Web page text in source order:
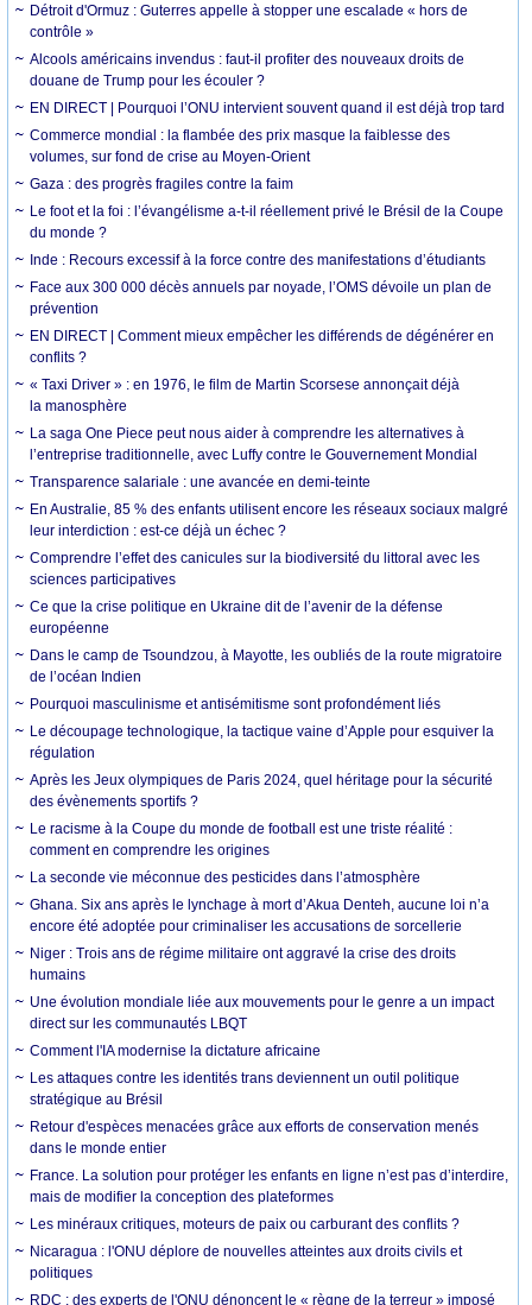
Détroit d'Ormuz : Guterres appelle à stopper une escalade « hors de
contrôle »
Alcools américains invendus : faut-il profiter des nouveaux droits de
douane de Trump pour les écouler ?
EN DIRECT | Pourquoi l’ONU intervient souvent quand il est déjà trop tard
Commerce mondial : la flambée des prix masque la faiblesse des
volumes, sur fond de crise au Moyen-Orient
Gaza : des progrès fragiles contre la faim
Le foot et la foi : l’évangélisme a-t-il réellement privé le Brésil de la Coupe
du monde ?
Inde : Recours excessif à la force contre des manifestations d’étudiants
Face aux 300 000 décès annuels par noyade, l’OMS dévoile un plan de
prévention
EN DIRECT | Comment mieux empêcher les différends de dégénérer en
conflits ?
« Taxi Driver » : en 1976, le film de Martin Scorsese annonçait déjà
la manosphère
La saga One Piece peut nous aider à comprendre les alternatives à
l’entreprise traditionnelle, avec Luffy contre le Gouvernement Mondial
Transparence salariale : une avancée en demi-teinte
En Australie, 85 % des enfants utilisent encore les réseaux sociaux malgré
leur interdiction : est-ce déjà un échec ?
Comprendre l’effet des canicules sur la biodiversité du littoral avec les
sciences participatives
Ce que la crise politique en Ukraine dit de l’avenir de la défense
européenne
Dans le camp de Tsoundzou, à Mayotte, les oubliés de la route migratoire
de l’océan Indien
Pourquoi masculinisme et antisémitisme sont profondément liés
Le découpage technologique, la tactique vaine d’Apple pour esquiver la
régulation
Après les Jeux olympiques de Paris 2024, quel héritage pour la sécurité
des évènements sportifs ?
Le racisme à la Coupe du monde de football est une triste réalité :
comment en comprendre les origines
La seconde vie méconnue des pesticides dans l’atmosphère
Ghana. Six ans après le lynchage à mort d’Akua Denteh, aucune loi n’a
encore été adoptée pour criminaliser les accusations de sorcellerie
Niger : Trois ans de régime militaire ont aggravé la crise des droits
humains
Une évolution mondiale liée aux mouvements pour le genre a un impact
direct sur les communautés LBQT
Comment l'IA modernise la dictature africaine
Les attaques contre les identités trans deviennent un outil politique
stratégique au Brésil
Retour d'espèces menacées grâce aux efforts de conservation menés
dans le monde entier
France. La solution pour protéger les enfants en ligne n’est pas d’interdire,
mais de modifier la conception des plateformes
Les minéraux critiques, moteurs de paix ou carburant des conflits ?
Nicaragua : l'ONU déplore de nouvelles atteintes aux droits civils et
politiques
RDC : des experts de l'ONU dénoncent le « règne de la terreur » imposé